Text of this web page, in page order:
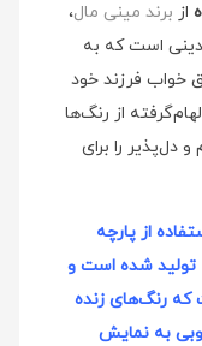
از برند مینی‌ مال،
است که به
خواب فرزند خود
از رنگ‌ها
دل‌پذیر را برای
از پارچه
تولید شده است و
رنگ‌های زنده
به نمایش